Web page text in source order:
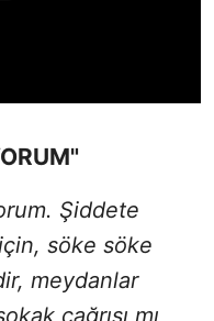
Şiddete
söke söke
meydanlar